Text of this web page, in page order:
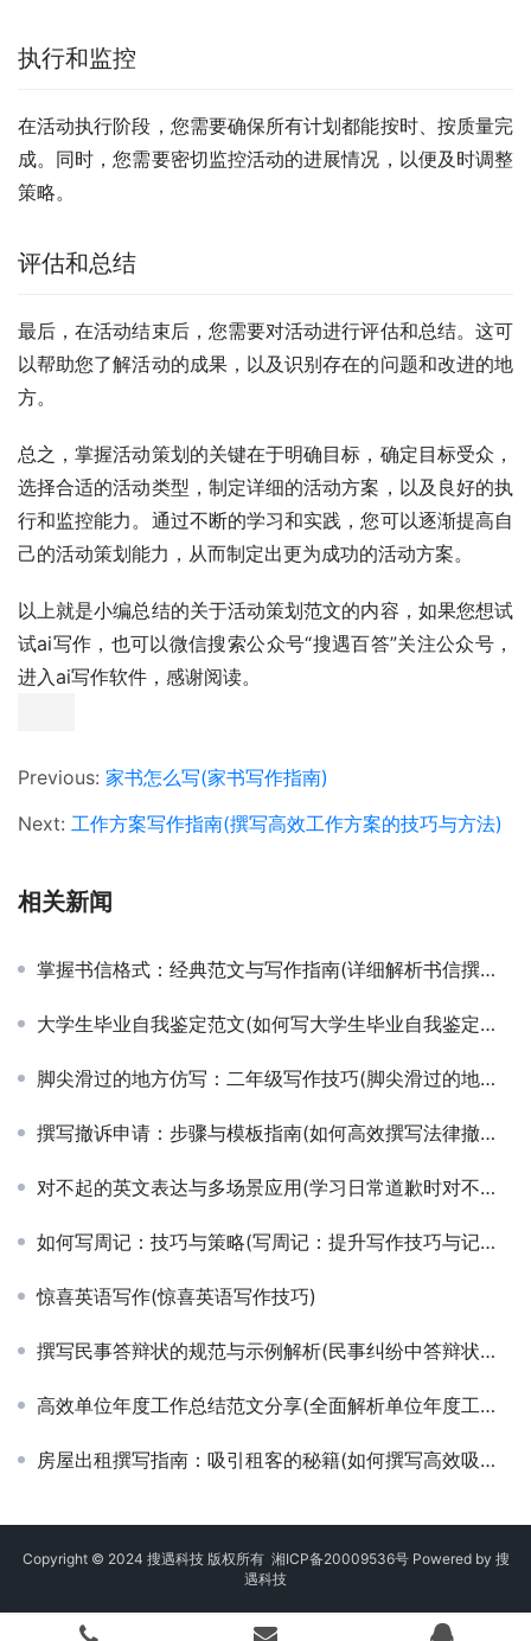
执行和监控
在活动执行阶段，您需要确保所有计划都能按时、按质量完
成。同时，您需要密切监控活动的进展情况，以便及时调整
策略。
评估和总结
最后，在活动结束后，您需要对活动进行评估和总结。这可
以帮助您了解活动的成果，以及识别存在的问题和改进的地
方。
总之，掌握活动策划的关键在于明确目标，确定目标受众，
选择合适的活动类型，制定详细的活动方案，以及良好的执
行和监控能力。通过不断的学习和实践，您可以逐渐提高自
己的活动策划能力，从而制定出更为成功的活动方案。
以上就是小编总结的关于活动策划范文的内容，如果您想试
试ai写作，也可以微信搜索公众号“搜遇百答”关注公众号，
进入ai写作软件，感谢阅读。
Next:工作方案写作指南(撰写高效工作方案的技巧与方法)
房屋出租撰写指南：吸引租客的秘籍(如何撰写高效吸引人的房屋出租广告文案)